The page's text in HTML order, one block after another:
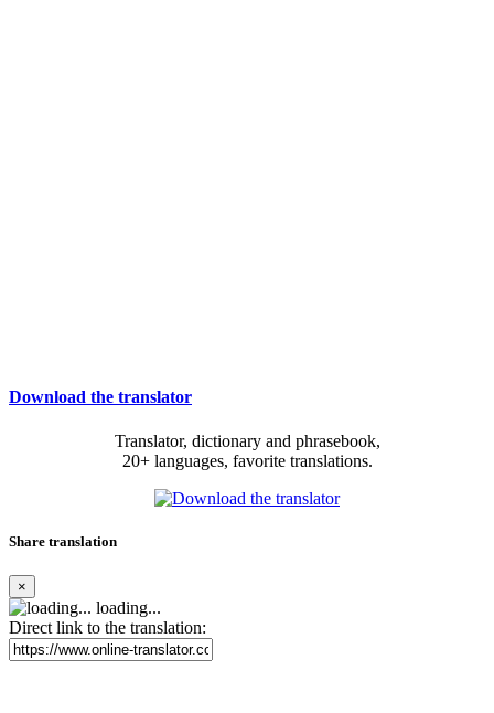
Download the translator
Translator, dictionary and phrasebook,
20+ languages, favorite translations.
Share translation
×
loading...
Direct link to the translation: